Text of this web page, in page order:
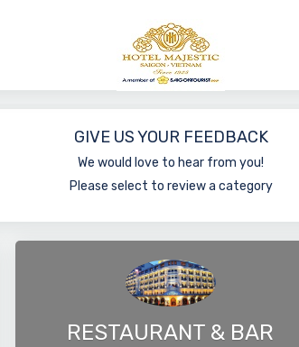
GIVE US YOUR FEEDBACK
We would love to hear from you!
Please select to review a category
RESTAURANT & BAR